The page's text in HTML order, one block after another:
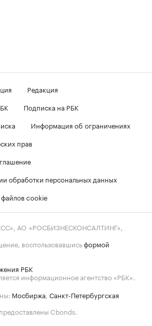
Редакция
Подписка на РБК
Информация об ограничениях
прав
обработки персональных данных
cookie
АО «РОСБИЗНЕСКОНСАЛТИНГ»,
воспользовавшисьформой
РБК
информационное агентство «РБК».
Мосбиржа Санкт-Петербургская
Cbonds.